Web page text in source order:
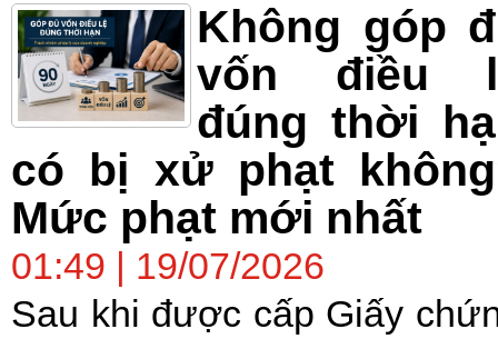
Không góp
vốn điều
đúng thời
có bị xử phạt
Mức phạt mới nhất
01:49 | 19/07/2026
Sau khi được cấp Giấy